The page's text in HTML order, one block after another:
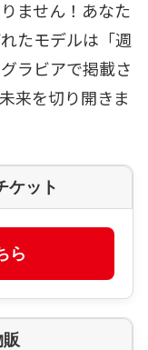
ません！あなた
たモデルは「週
ラビアで掲載さ
来を切り開きま
ケット
ら
販